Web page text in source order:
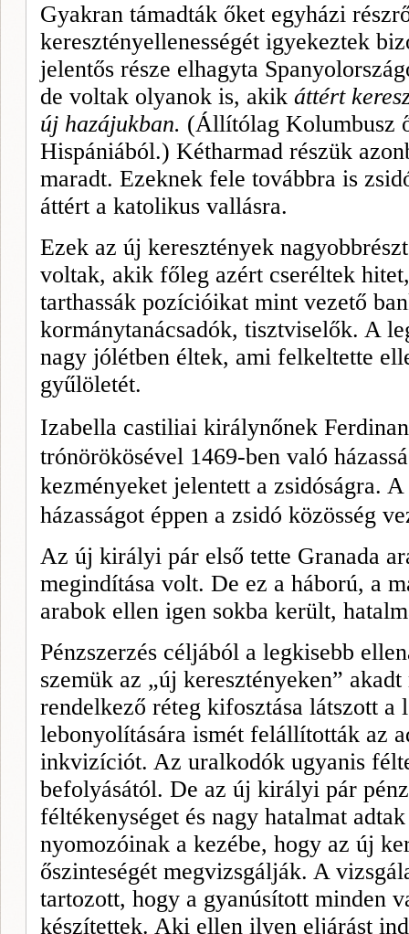
Gyakran támadták őket egyházi
keresztényellenességét igyekeztek
jelentős része elhagyta
de voltak olyanok is, akik át­tért
új hazájukban. (Állító­lag Kolumbusz
Hispániából.) Kétharmad részük
maradt. Ezeknek fele továbbra is
áttért a katolikus vallásra.
Ezek az új keresztények
voltak, akik főleg azért cseréltek
tarthassák pozíciói­kat mint vezető
kormánytanácsadók, tisztviselők. A
nagy jólét­ben éltek, ami fel­keltette
gyűlöletét.
Izabella castiliai királynőnek
trónörö­kösével 1469-ben való
kezményeket jelen­tett a zsidóságra.
házasságot ép­pen a zsidó közös­ség
Az új királyi pár első tette Granada
megin­dítása volt. De ez a háború, a
arabok ellen igen sokba került,
Pénzszerzés céljá­ból a legkisebb
szemük az „új kereszténye­ken”
rendelkező réteg kifosztása látszott a
lebonyolítására ismét felállították az
inkvizíciót. Az uralkodók ugyanis
befolyásától. De az új királyi pár
féltékenységet és nagy hatalmat
nyomozóinak a kezébe, hogy az új
őszinteségét meg­vizsgálják. A
tartozott, hogy a gyanúsított minden
készítet­tek. Aki ellen ilyen eljárást